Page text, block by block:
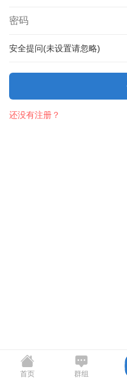
安全提问(未设置请忽略)
还没有注册？
首页 群组